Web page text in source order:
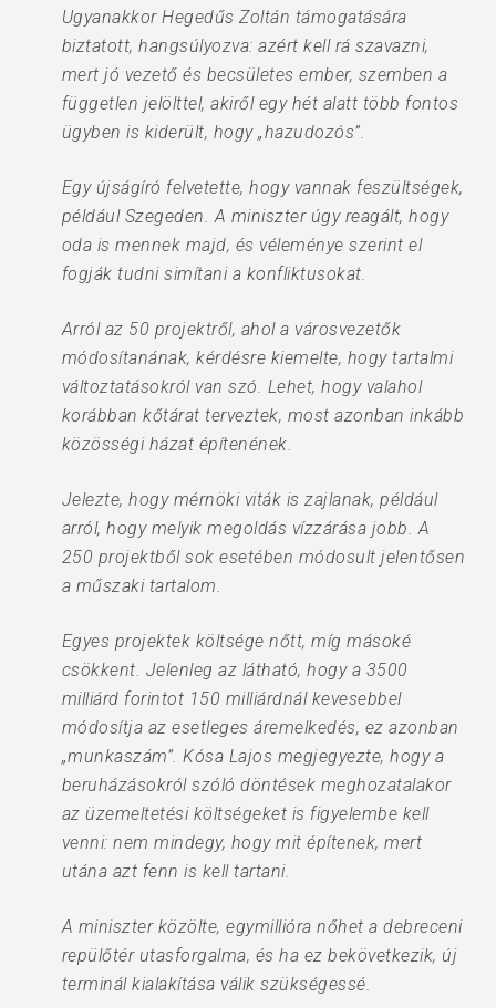
Ugyanakkor Hegedűs Zoltán támogatására
biztatott, hangsúlyozva: azért kell rá szavazni,
mert jó vezető és becsületes ember, szemben a
független jelölttel, akiről egy hét alatt több fontos
ügyben is kiderült, hogy „hazudozós”.
Egy újságíró felvetette, hogy vannak feszültségek,
például Szegeden. A miniszter úgy reagált, hogy
oda is mennek majd, és véleménye szerint el
fogják tudni simítani a konfliktusokat.
Arról az 50 projektről, ahol a városvezetők
módosítanának, kérdésre kiemelte, hogy tartalmi
változtatásokról van szó. Lehet, hogy valahol
korábban kőtárat terveztek, most azonban inkább
közösségi házat építenének.
Jelezte, hogy mérnöki viták is zajlanak, például
arról, hogy melyik megoldás vízzárása jobb. A
250 projektből sok esetében módosult jelentősen
a műszaki tartalom.
Egyes projektek költsége nőtt, míg másoké
csökkent. Jelenleg az látható, hogy a 3500
milliárd forintot 150 milliárdnál kevesebbel
módosítja az esetleges áremelkedés, ez azonban
„munkaszám”. Kósa Lajos megjegyezte, hogy a
beruházásokról szóló döntések meghozatalakor
az üzemeltetési költségeket is figyelembe kell
venni: nem mindegy, hogy mit építenek, mert
utána azt fenn is kell tartani.
A miniszter közölte, egymillióra nőhet a debreceni
repülőtér utasforgalma, és ha ez bekövetkezik, új
terminál kialakítása válik szükségessé.